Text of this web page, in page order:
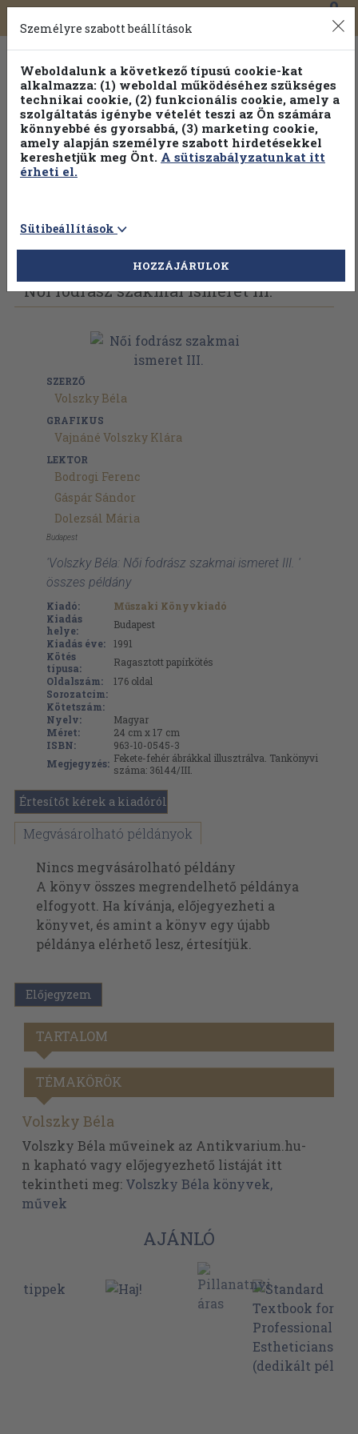
Toggle
navigation
0
Vissza az előző oldalra Válasszon példányt
Női fodrász szakmai ismeret III.
SZERZŐ
Volszky Béla
GRAFIKUS
Vajnáné Volszky Klára
LEKTOR
Bodrogi Ferenc
Gáspár Sándor
Dolezsál Mária
Budapest
'Volszky Béla: Női fodrász szakmai ismeret III. '
összes példány
Kiadó:
Műszaki Könyvkiadó
Kiadás
helye:
Budapest
Kiadás éve:
1991
Kötés
típusa:
Ragasztott papírkötés
Oldalszám:
176 oldal
Sorozatcím:
Kötetszám:
Nyelv:
Magyar
Méret:
24 cm x 17 cm
ISBN:
963-10-0545-3
Megjegyzés: Fekete-fehér ábrákkal illusztrálva. Tankönyvi
száma: 36144/III.
Értesítőt kérek a kiadóról
Megvásárolható példányok
Nincs megvásárolható példány
A könyv összes megrendelhető példánya
elfogyott. Ha kívánja, előjegyezheti a
könyvet, és amint a könyv egy újabb
példánya elérhető lesz, értesítjük.
Előjegyzem
TARTALOM
TÉMAKÖRÖK
Volszky Béla
Volszky Béla műveinek az Antikvarium.hu-
n kapható vagy előjegyezhető listáját itt
tekintheti meg: Volszky Béla könyvek,
művek
AJÁNLÓ
Személyre szabott beállítások
Weboldalunk a következő típusú cookie-kat
alkalmazza: (1) weboldal működéséhez szükséges
technikai cookie, (2) funkcionális cookie, amely a
szolgáltatás igénybe vételét teszi az Ön számára
könnyebbé és gyorsabbá, (3) marketing cookie,
amely alapján személyre szabott hirdetésekkel
kereshetjük meg Önt. A sütiszabályzatunkat itt
érheti el.
Sütibeállítások
HOZZÁJÁRULOK